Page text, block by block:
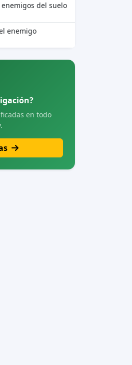
del suelo
enemigo
en todo